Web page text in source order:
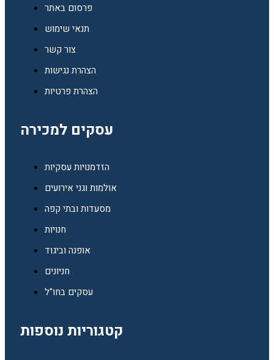
פרסום באתר
תנאי שימוש
צור קשר
הצהרת נגישות
הצהרת פרטיות
עסקים למכירה
הזדמנויות עסקיות
אולמות וגני אירועים
מסעדות ובתי קפה
חנויות
אופנה וביגוד
חניונים
עסקים בחו"ל
קטגוריות נוספות